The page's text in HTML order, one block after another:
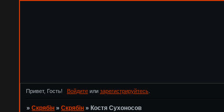
Привет, Гость! Войдитеили зарегистрируйтесь.
»Скрябін »Скрябін »Костя Сухоносов